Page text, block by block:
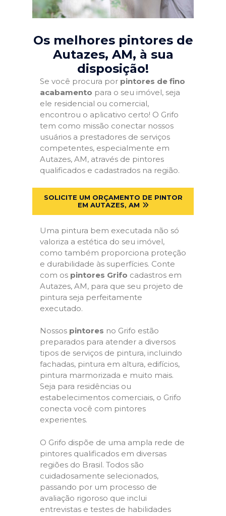
Os melhores pintores de
Autazes, AM, à sua
disposição!
Se você procura por pintores de fino
acabamento para o seu imóvel, seja
ele residencial ou comercial,
encontrou o aplicativo certo! O Grifo
tem como missão conectar nossos
usuários a prestadores de serviços
competentes, especialmente em
Autazes, AM, através de pintores
qualificados e cadastrados na região.
SOLICITE UM ORÇAMENTO DE PINTOR
EM AUTAZES, AM
Uma pintura bem executada não só
valoriza a estética do seu imóvel,
como também proporciona proteção
e durabilidade às superfícies. Conte
com os pintores Grifo cadastros em
Autazes, AM, para que seu projeto de
pintura seja perfeitamente
executado.
Nossos pintores no Grifo estão
preparados para atender a diversos
tipos de serviços de pintura, incluindo
fachadas, pintura em altura, edifícios,
pintura marmorizada e muito mais.
Seja para residências ou
estabelecimentos comerciais, o Grifo
conecta você com pintores
experientes.
O Grifo dispõe de uma ampla rede de
pintores qualificados em diversas
regiões do Brasil. Todos são
cuidadosamente selecionados,
passando por um processo de
avaliação rigoroso que inclui
entrevistas e testes de habilidades